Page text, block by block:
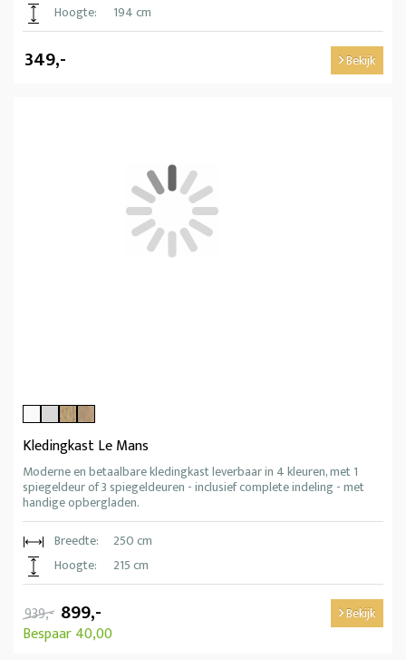
Hoogte:
194 cm
349,- Bekijk
Kledingkast Le Mans
Moderne en betaalbare kledingkast leverbaar in 4 kleuren, met 1
spiegeldeur of 3 spiegeldeuren - inclusief complete indeling - met
handige opbergladen.
Breedte:
250 cm
Hoogte:
215 cm
939,- 899,-
Bespaar 40,00
Bekijk